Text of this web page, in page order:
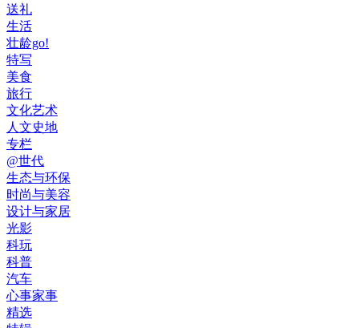
送礼
生活
壮龄go!
特写
美食
旅行
文化艺术
人文史地
专栏
@世代
生态与环保
时尚与美容
设计与家居
光影
科玩
科普
汽车
心事家事
精选